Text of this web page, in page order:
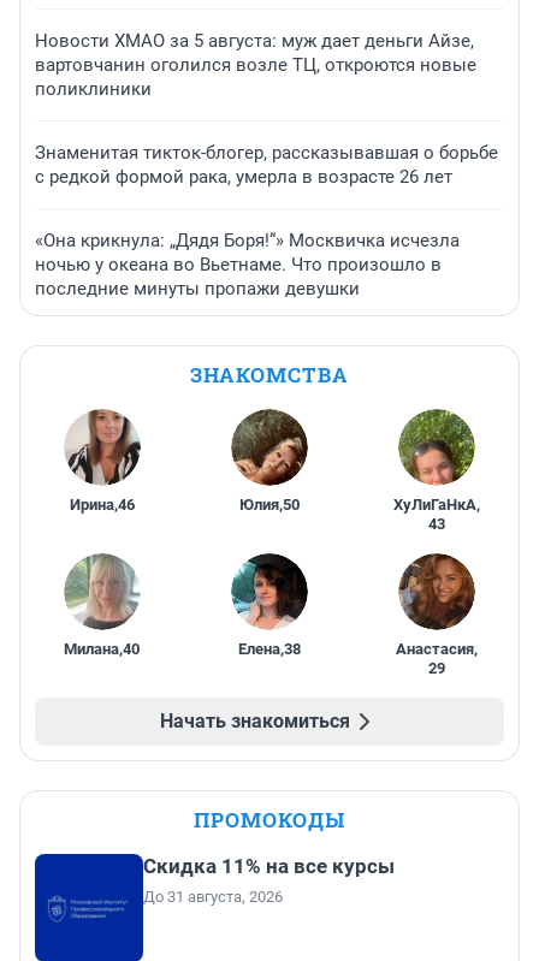
Новости ХМАО за 5 августа: муж дает деньги Айзе,
вартовчанин оголился возле ТЦ, откроются новые
поликлиники
Знаменитая тикток-блогер, рассказывавшая о борьбе
с редкой формой рака, умерла в возрасте 26 лет
«Она крикнула: „Дядя Боря!“» Москвичка исчезла
ночью у океана во Вьетнаме. Что произошло в
последние минуты пропажи девушки
ЗНАКОМСТВА
Ирина,46 Юлия,50 ХуЛиГаНкА,
43
Милана,40 Елена,38 Анастасия,
29
Начать знакомиться
ПРОМОКОДЫ
Скидка 11% на все курсы
До 31 августа, 2026